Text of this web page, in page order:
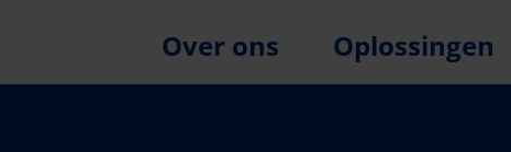
Over ons Oplossingen